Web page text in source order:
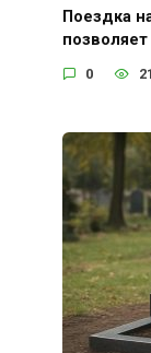
Поездка
0 21